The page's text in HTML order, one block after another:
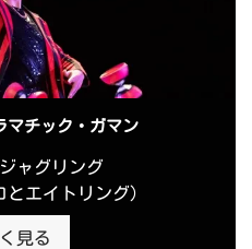
マチック・ガマン
ャグリング
とエイトリング）
見る